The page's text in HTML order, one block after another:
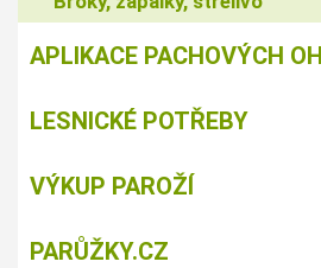
APLIKACE PACHOVÝCH
LESNICKÉ POTŘEBY
VÝKUP PAROŽÍ
PARŮŽKY.CZ